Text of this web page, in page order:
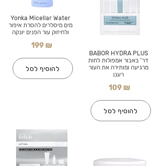
Yonka Micellar Water
מים מיסלרים להסרת איפור
ולחיזוק עור הפנים יונקה
199 ₪
להוסיף לסל
BABOR HYDRA PLUS
דר' באבור אמפולות לחות
מרגיעה ומותירה את העור
רענן
109 ₪
להוסיף לסל